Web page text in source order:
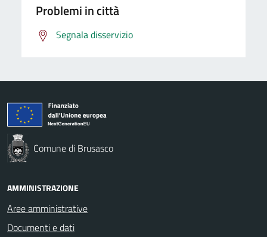
Problemi in città
Segnala disservizio
Comune di Brusasco
AMMINISTRAZIONE
Aree amministrative
Documenti e dati